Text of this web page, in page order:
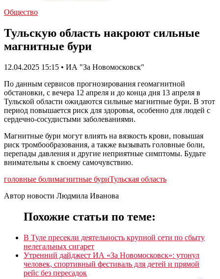
Общество
Тульскую область накроют сильные
магнитные бури
12.04.2025 15:15 • ИА "За Новомосковск"
По данным сервисов прогнозирования геомагнитной
обстановки, с вечера 12 апреля и до конца дня 13 апреля в
Тульской области ожидаются сильные магнитные бури. В этот
период повышается риск для здоровья, особенно для людей с
сердечно-сосудистыми заболеваниями.
Магнитные бури могут влиять на вязкость крови, повышая
риск тромбообразования, а также вызывать головные боли,
перепады давления и другие неприятные симптомы. Будьте
внимательны к своему самочувствию.
головные болимагнитные буриТульская область
Автор новости Людмила Иванова
Похожие статьи по теме:
В Туле пресекли деятельность крупной сети по сбыту
нелегальных сигарет
Утренний дайджест ИА «За Новомосковск»: утонул
человек, спортивный фестиваль для детей и прямой
рейс без пересадок